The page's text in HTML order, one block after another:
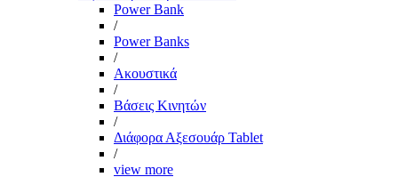
Power Bank
/
Power Banks
/
Ακουστικά
/
Βάσεις Κινητών
/
Διάφορα Αξεσουάρ Tablet
/
view more